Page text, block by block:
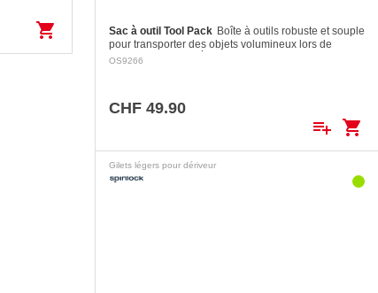
shopping_cart Sac à outil Tool Pack Boîte à outils robuste et souple
pour transporter des objets volumineux lors de
travaux sur le mât. À utiliser avec le Spinlock Mast
OS9266
CHF 49.90
playlist_add shopping_cart
Gilets légers pour dériveur